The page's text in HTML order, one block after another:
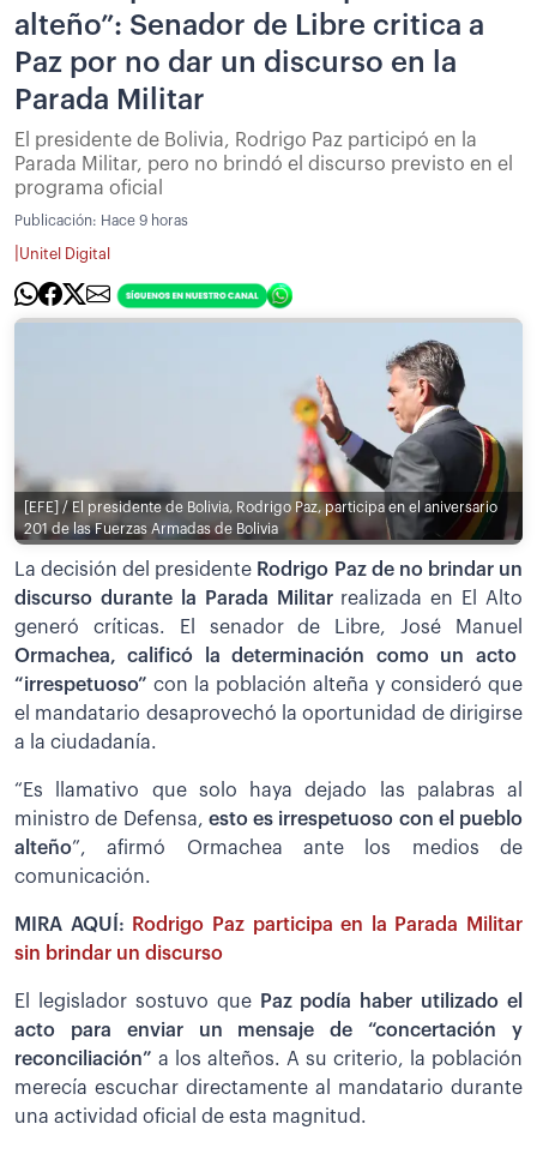
alteño”: Senador de Libre critica a
Paz por no dar un discurso en la
Parada Militar
El presidente de Bolivia, Rodrigo Paz participó en la
Parada Militar, pero no brindó el discurso previsto en el
programa oficial
Publicación: Hace 9 horas
Unitel Digital
[EFE] / El presidente de Bolivia, Rodrigo Paz, participa en el aniversario
201 de las Fuerzas Armadas de Bolivia
La decisión del presidente Rodrigo Paz de no brindar un
discurso durante la Parada Militar realizada en El Alto
generó críticas. El senador de Libre, José Manuel
Ormachea, calificó la determinación como un acto
“irrespetuoso” con la población alteña y consideró que
el mandatario desaprovechó la oportunidad de dirigirse
a la ciudadanía.
“Es llamativo que solo haya dejado las palabras al
ministro de Defensa, esto es irrespetuoso con el pueblo
alteño”, afirmó Ormachea ante los medios de
comunicación.
MIRA AQUÍ:
Rodrigo Paz participa en la Parada Militar
sin brindar un discurso
El legislador sostuvo que
Paz podía haber utilizado el
acto para enviar un mensaje de “concertación y
reconciliación” a los alteños. A su criterio, la población
merecía escuchar directamente al mandatario durante
una actividad oficial de esta magnitud.